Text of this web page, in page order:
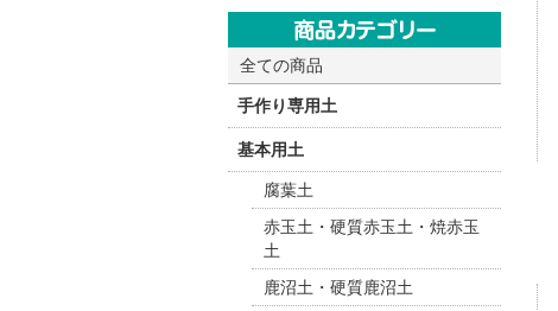
全ての商品
手作り専用土
基本用土
腐葉土
赤玉土・硬質赤玉土・焼赤玉
土
鹿沼土・硬質鹿沼土